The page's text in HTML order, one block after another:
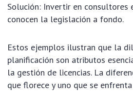
Solución: Invertir en consultores
conocen la legislación a fondo.
Estos ejemplos ilustran que la
planificación son atributos
la gestión de licencias. La
que florece y uno que se